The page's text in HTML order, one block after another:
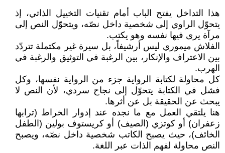
هذا التداخل يفتح الباب أمام تقنيات التخييل الذاتي، إذ
يتحوّل الراوي إلى شخصية داخل نصّه، ويتحوّل النص إلى
مرآة يرى فيها نفسه وهو يكتب.
الفلاش ميموري ليس أرشيفاً، بل سيرة غير مكتملة تتردّد
بين الاعتراف والإنكار، بين الرغبة في التوثيق والرغبة في
الهرب.
كل محاولة لكتابة الرواية جزء من الرواية نفسها، وكل
فشل في الكتابة يتحوّل إلى نجاح سردي، لأن النص لا
يبحث عن الحقيقة بل عن أثرها.
هنا يلتقي العمل مع ما نجده عند إدوار الخراط (ترابها
زعفران) أو كوتزي (الصيف) أو كريستوف بولين (الطفل
الخائف)، حيث يصبح الكاتب شخصية داخل نصّه، ويصبح
النص محاولة لفهم الذات عبر اللغة.